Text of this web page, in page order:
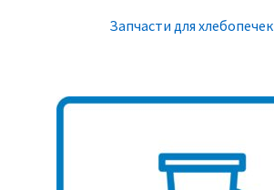
Запчасти для хлебопечек